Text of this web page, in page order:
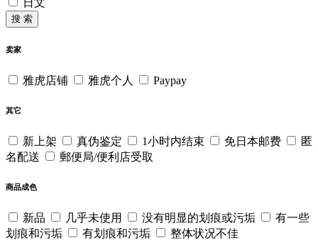
搜 索
卖家
雅虎店铺 雅虎个人 Paypay
其它
新上架 真伪鉴定 1小时内结束 免日本邮费
匿
名配送
郵便局/便利店受取
商品成色
新品 几乎未使用 没有明显的划痕或污垢
有一些
划痕和污垢
有划痕和污垢 整体状况不佳